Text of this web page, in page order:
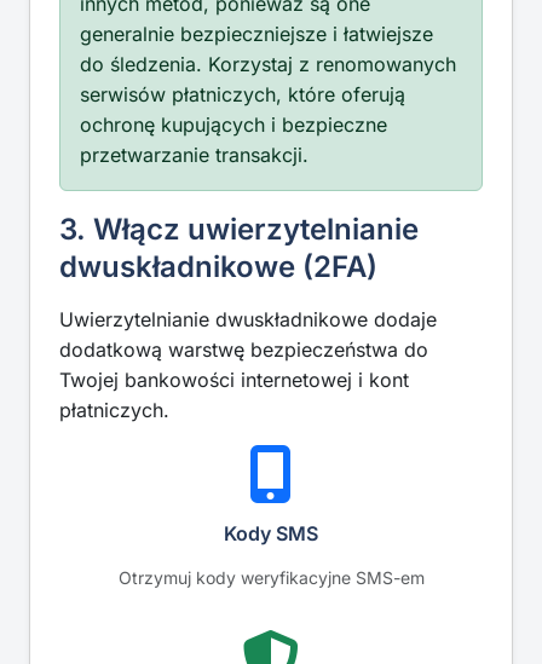
generalnie bezpieczniejsze i łatwiejsze
do śledzenia. Korzystaj z renomowanych
serwisów płatniczych, które oferują
ochronę kupujących i bezpieczne
przetwarzanie transakcji.
3. Włącz uwierzytelnianie
dwuskładnikowe (2FA)
Uwierzytelnianie dwuskładnikowe dodaje
dodatkową warstwę bezpieczeństwa do
Twojej bankowości internetowej i kont
płatniczych.
Kody SMS
Otrzymuj kody weryfikacyjne SMS-em